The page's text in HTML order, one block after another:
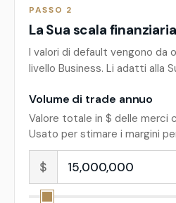
PASSO 2
La Sua scala finanziaria
I valori di default vengono da
livello Business. Li adatti alla
Volume di trade annuo
Valore totale in $ delle merci
Usato per stimare i margini
$